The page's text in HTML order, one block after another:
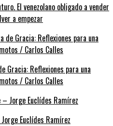
El venezolano obligado a vender
a empezar
Gracia: Reflexiones para una
/ Carlos Calles
Euclídes Ramírez